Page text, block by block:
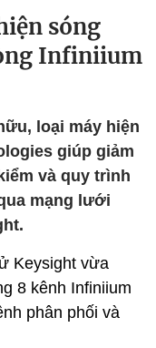
sóng
Infiniium
loại máy hiện
giúp giảm
và quy trình
mạng lưới
Keysight vừa
8 kênh Infiniium
phân phối và